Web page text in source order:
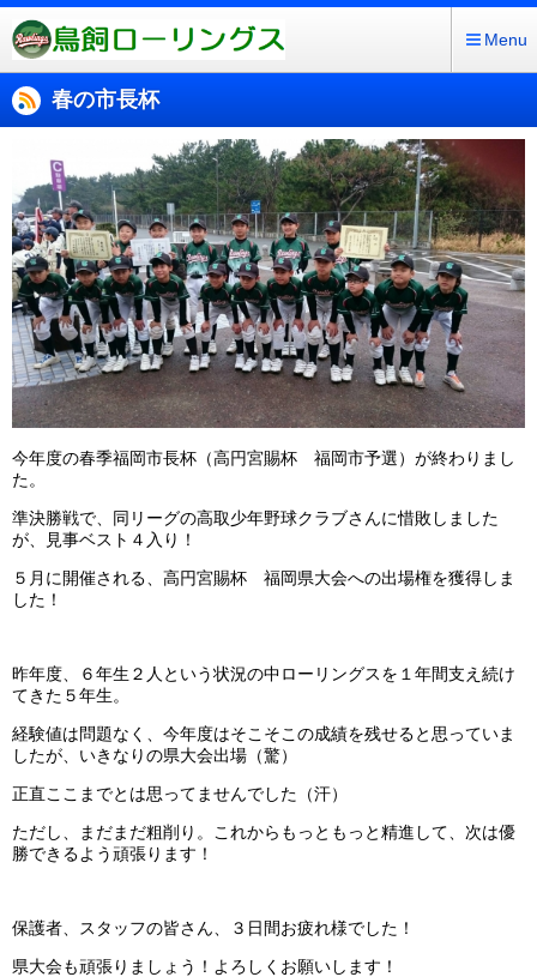
Menu
春の市長杯
今年度の春季福岡市長杯（高円宮賜杯 福岡市予選）が終わりまし
た。
準決勝戦で、同リーグの高取少年野球クラブさんに惜敗しました
が、見事ベスト４入り！
５月に開催される、高円宮賜杯 福岡県大会への出場権を獲得しま
した！
昨年度、６年生２人という状況の中ローリングスを１年間支え続け
てきた５年生。
経験値は問題なく、今年度はそこそこの成績を残せると思っていま
したが、いきなりの県大会出場（驚）
正直ここまでとは思ってませんでした（汗）
ただし、まだまだ粗削り。これからもっともっと精進して、次は優
勝できるよう頑張ります！
保護者、スタッフの皆さん、３日間お疲れ様でした！
県大会も頑張りましょう！よろしくお願いします！